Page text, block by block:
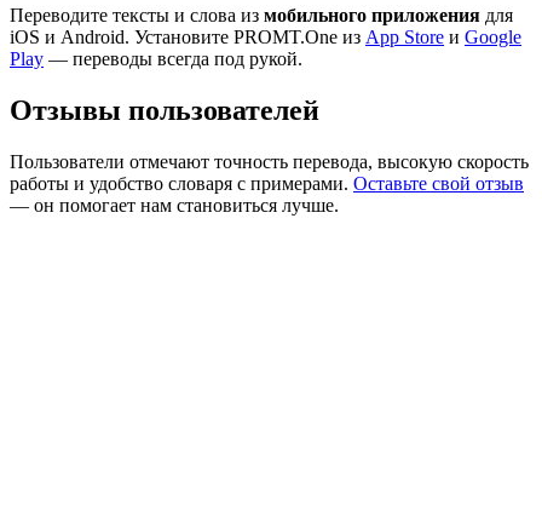
Переводите тексты и слова из мобильного приложения для
iOS и Android. Установите PROMT.One из App Store и Google
Play — переводы всегда под рукой.
Отзывы пользователей
Пользователи отмечают точность перевода, высокую скорость
работы и удобство словаря с примерами. Оставьте свой отзыв
— он помогает нам становиться лучше.